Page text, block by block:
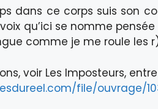
dans ce corps suis son
qu’ici se nomme
comme je me roule les
voir Les Imposteurs,
file/ouvrage/